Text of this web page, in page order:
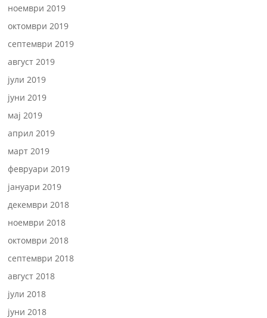
ноември 2019
октомври 2019
септември 2019
август 2019
јули 2019
јуни 2019
мај 2019
април 2019
март 2019
февруари 2019
јануари 2019
декември 2018
ноември 2018
октомври 2018
септември 2018
август 2018
јули 2018
јуни 2018